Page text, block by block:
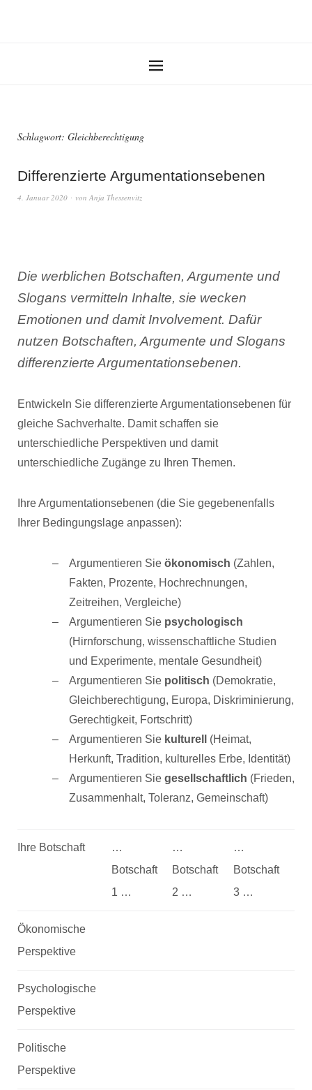
Schlagwort: Gleichberechtigung
Differenzierte Argumentationsebenen
4. Januar 2020 von Anja Thessenvitz
Die werblichen Botschaften, Argumente und
Slogans vermitteln Inhalte, sie wecken
Emotionen und damit Involvement. Dafür
nutzen Botschaften, Argumente und Slogans
differenzierte Argumentationsebenen.
Entwickeln Sie differenzierte Argumentationsebenen für
gleiche Sachverhalte. Damit schaffen sie
unterschiedliche Perspektiven und damit
unterschiedliche Zugänge zu Ihren Themen.
Ihre Argumentationsebenen (die Sie gegebenenfalls
Ihrer Bedingungslage anpassen):
Argumentieren Sie ökonomisch (Zahlen,
Fakten, Prozente, Hochrechnungen,
Zeitreihen, Vergleiche)
Argumentieren Sie psychologisch
(Hirnforschung, wissenschaftliche Studien
und Experimente, mentale Gesundheit)
Argumentieren Sie politisch (Demokratie,
Gleichberechtigung, Europa, Diskriminierung,
Gerechtigkeit, Fortschritt)
Argumentieren Sie kulturell
(Heimat,
Herkunft, Tradition, kulturelles Erbe, Identität)
Argumentieren Sie gesellschaftlich (Frieden,
Zusammenhalt, Toleranz, Gemeinschaft)
Ihre Botschaft
…
Botschaft
1 …
…
Botschaft
2 …
…
Botschaft
3 …
Ökonomische
Perspektive
Psychologische
Perspektive
Politische
Perspektive